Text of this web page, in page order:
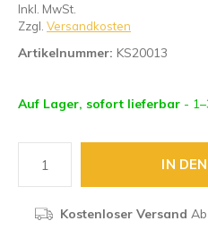
Inkl. MwSt.
Zzgl. Versandkosten
Artikelnummer: KS20013
Auf Lager, sofort lieferbar -
IN
Kostenloser Versand